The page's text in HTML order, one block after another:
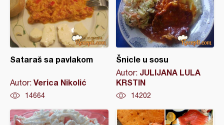
Sataraš sa pavlakom
Autor: Verica Nikolić
14664
Šnicle u sosu
Autor: JULIJANA LULA
KRSTIN
14202